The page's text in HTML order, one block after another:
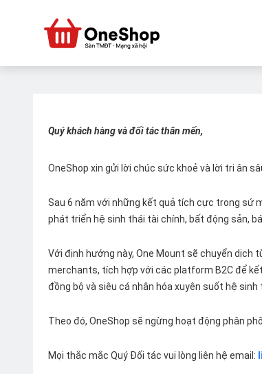
Quý khách hàng và đối tác thân mến,
OneShop xin gửi lời chúc sức khoẻ và lời tri ân
Sau 6 năm với những kết quả tích cực trong sứ
phát triển hệ sinh thái tài chính, bất động sản,
Với định hướng này, One Mount sẽ chuyển dịch
merchants, tích hợp với các platform B2C để
đồng bộ và siêu cá nhân hóa xuyên suốt hệ sinh
Theo đó, OneShop sẽ ngừng hoạt động phân
Mọi thắc mắc Quý Đối tác vui lòng liên hệ email: